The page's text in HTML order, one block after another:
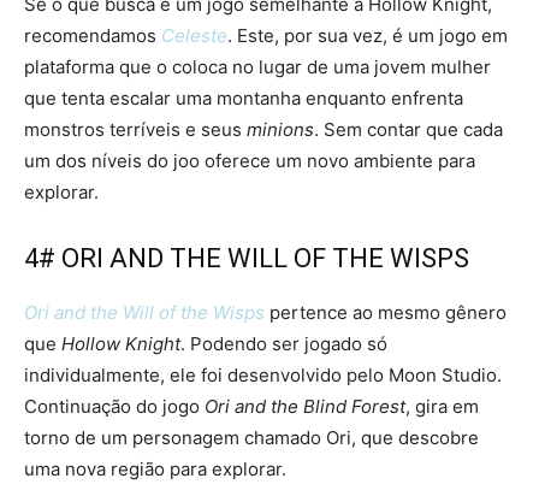
Se o que busca é um jogo semelhante a Hollow Knight,
recomendamos Celeste. Este, por sua vez, é um jogo em
plataforma que o coloca no lugar de uma jovem mulher
que tenta escalar uma montanha enquanto enfrenta
monstros terríveis e seus minions. Sem contar que cada
um dos níveis do joo oferece um novo ambiente para
explorar.
4# ORI AND THE WILL OF THE WISPS
Ori and the Will of the Wisps pertence ao mesmo gênero
que Hollow Knight. Podendo ser jogado só
individualmente, ele foi desenvolvido pelo Moon Studio.
Continuação do jogo Ori and the Blind Forest, gira em
torno de um personagem chamado Ori, que descobre
uma nova região para explorar.